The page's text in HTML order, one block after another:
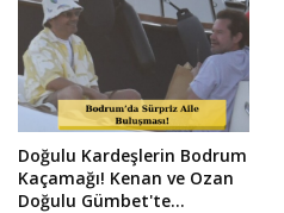
Doğulu Kardeşlerin Bodrum
Kaçamağı! Kenan ve Ozan
Doğulu Gümbet'te